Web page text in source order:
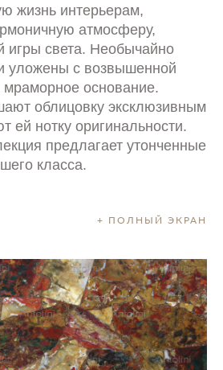
жизнь интерьерам,
атмосферу,
света. Необычайно
уложены с возвышенной
мраморное основание.
облицовку эксклюзивным
ей нотку оригинальности.
предлагает утонченные
класса.
+ ПОЛНЫЙ ЭКРАН